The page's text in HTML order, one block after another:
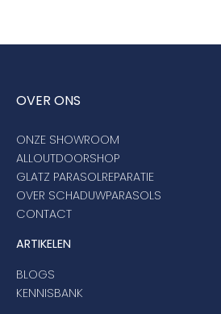
OVER ONS
ONZE SHOWROOM
ALLOUTDOORSHOP
GLATZ PARASOLREPARATIE
OVER SCHADUWPARASOLS
CONTACT
ARTIKELEN
BLOGS
KENNISBANK